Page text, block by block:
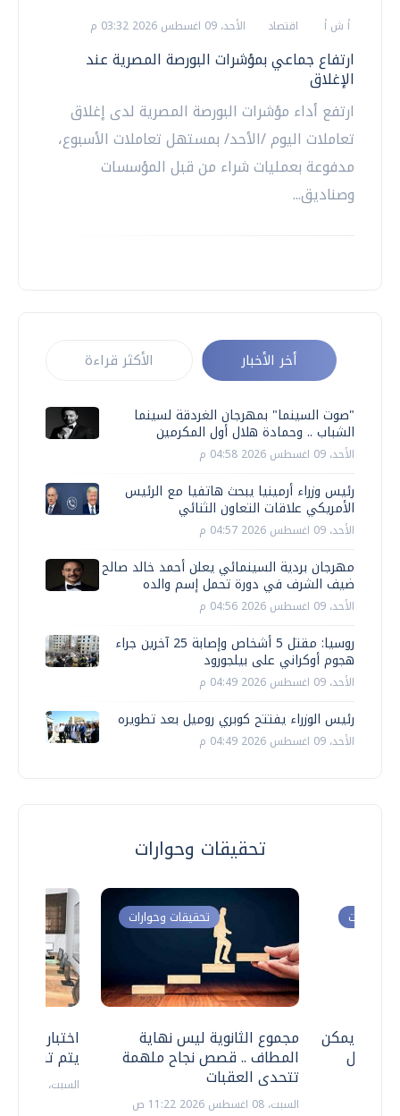
أ ش أ اقتصاد الأحد، 09 اغسطس 2026 03:32 م
ارتفاع جماعي بمؤشرات البورصة المصرية عند
الإغلاق
ارتفع أداء مؤشرات البورصة المصرية لدى إغلاق
تعاملات اليوم /الأحد/ بمستهل تعاملات الأسبوع،
مدفوعة بعمليات شراء من قبل المؤسسات
وصناديق...
أخر الأخبار الأكثر قراءة
"صوت السينما" بمهرجان الغردقة لسينما
الشباب .. وحمادة هلال أول المكرمين
الأحد، 09 اغسطس 2026 04:58 م
رئيس وزراء أرمينيا يبحث هاتفيا مع الرئيس
الأمريكي علاقات التعاون الثنائي
الأحد، 09 اغسطس 2026 04:57 م
مهرجان بردية السينمائي يعلن أحمد خالد صالح
ضيف الشرف في دورة تحمل إسم والده
الأحد، 09 اغسطس 2026 04:56 م
روسيا: مقتل 5 أشخاص وإصابة 25 آخرين جراء
هجوم أوكراني على بيلجورود
الأحد، 09 اغسطس 2026 04:49 م
رئيس الوزراء يفتتح كوبري روميل بعد تطويره
الأحد، 09 اغسطس 2026 04:49 م
تحقيقات وحوارات
اختبارات
يتم
السبت، 18 يوليو 2026 09:22 ص
تحقيقات وحوارات
مجموع الثانوية ليس نهاية
المطاف .. قصص نجاح ملهمة
تتحدى العقبات
السبت، 08 اغسطس 2026 11:22 ص
وحوارات
.. هل يمكن
نتعامل